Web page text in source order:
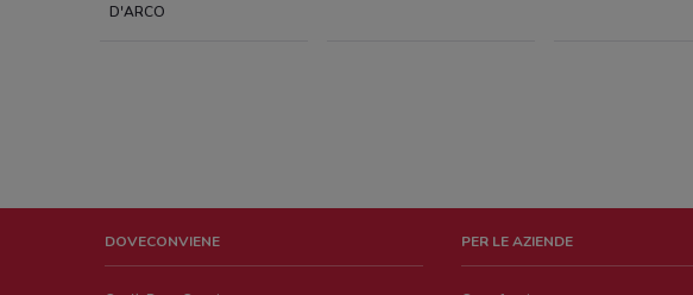
D'ARCO
DOVECONVIENE PER LE AZIENDE